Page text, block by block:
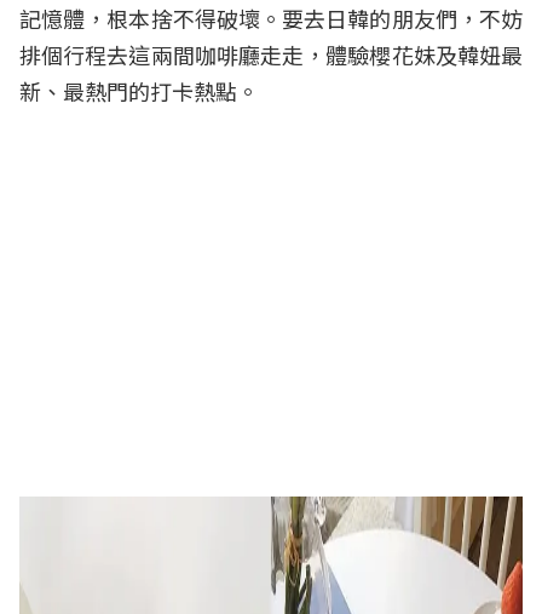
記憶體，根本捨不得破壞。要去日韓的朋友們，不妨
排個行程去這兩間咖啡廳走走，體驗櫻花妹及韓妞最
新、最熱門的打卡熱點。